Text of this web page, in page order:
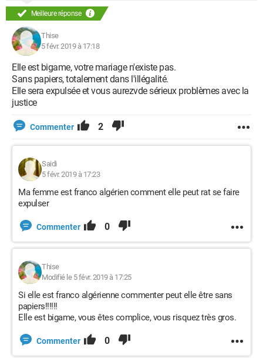
Meilleure réponse
Thise
5 févr. 2019 à 17:18
Elle est bigame, votre mariage n'existe pas.
Sans papiers, totalement dans l'illégalité.
Elle sera expulsée et vous aurezvde sérieux problèmes avec la
justice
Commenter 2
Saidi
5 févr. 2019 à 17:23
Ma femme est franco algérien comment elle peut rat se faire
expulser
Commenter 0
Thise
Modifié le 5 févr. 2019 à 17:25
Si elle est franco algérienne commenter peut elle être sans
papiers!!!!!!
Elle est bigame, vous êtes complice, vous risquez très gros.
Commenter 0